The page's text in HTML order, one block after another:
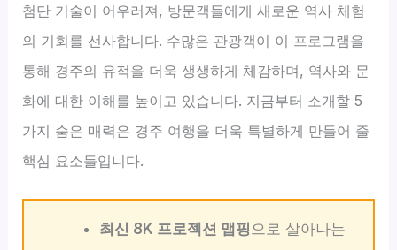
첨단 기술이 어우러져, 방문객들에게 새로운 역사 체험
의 기회를 선사합니다. 수많은 관광객이 이 프로그램을
통해 경주의 유적을 더욱 생생하게 체감하며, 역사와 문
화에 대한 이해를 높이고 있습니다. 지금부터 소개할 5
가지 숨은 매력은 경주 여행을 더욱 특별하게 만들어 줄
핵심 요소들입니다.
최신 8K 프로젝션 맵핑으로 살아나는